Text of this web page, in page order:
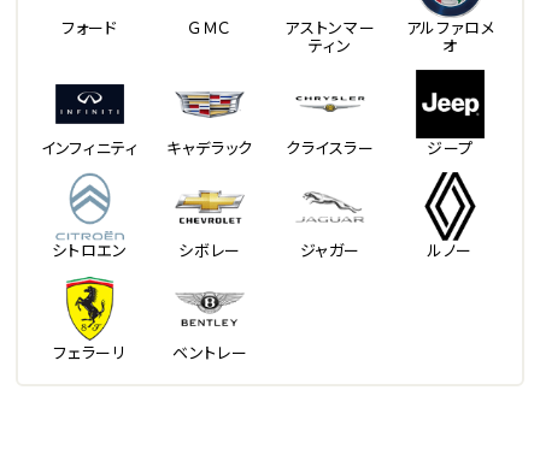
フォード ＧＭＣ アストンマー
ティン
アルファロメ
オ
インフィニティ キャデラック クライスラー ジープ
シトロエン シボレー ジャガー ルノー
フェラーリ ベントレー